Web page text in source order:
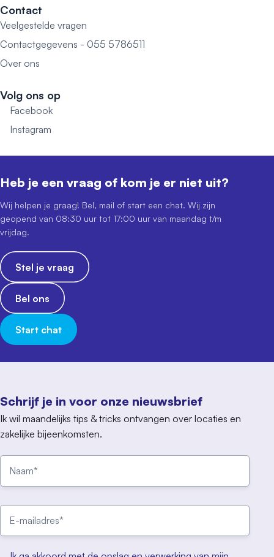
Contact
Veelgestelde vragen
Contactgegevens - 055 5786511
Over ons
Volg ons op
Facebook
Instagram
Schrijf je in voor onze nieuwsbrief
Ik wil maandelijks tips & tricks ontvangen over locaties en
zakelijke bijeenkomsten.
Heb je een vraag of kom je er niet uit?
Wij helpen je graag! Bel, mail of start een chat. Wij zijn
geopend van 08:30 uur tot 17:00 uur van maandag t/m
vrijdag.
Stel je vraag
Bel ons
Start chat